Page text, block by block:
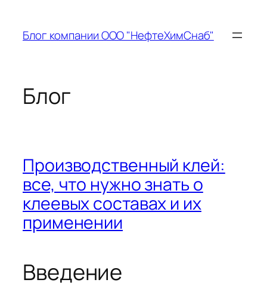
содержимому
Блог компании ООО "НефтеХимСнаб"
Блог
Производственный клей:
все, что нужно знать о
клеевых составах и их
применении
Введение